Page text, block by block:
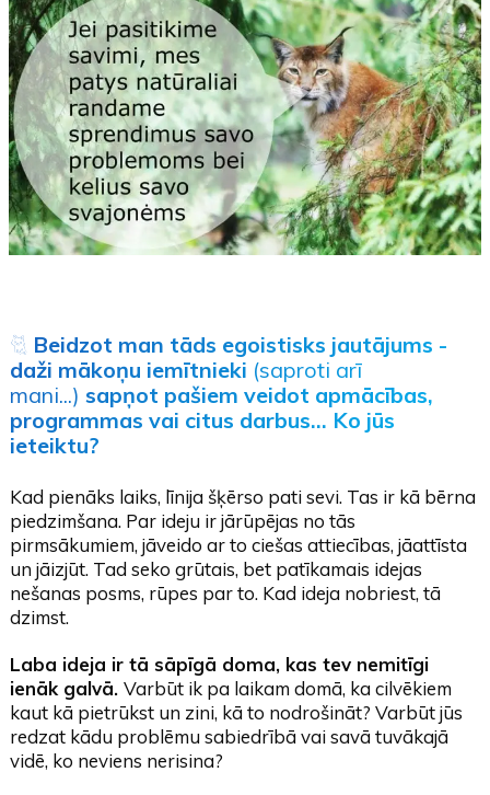
🐈 Beidzot man tāds egoistisks jautājums -
daži mākoņu iemītnieki (saproti arī
mani...) sapņot pašiem veidot apmācības,
programmas vai citus darbus... Ko jūs
ieteiktu?
Kad pienāks laiks, līnija šķērso pati sevi. Tas ir kā bērna
piedzimšana. Par ideju ir jārūpējas no tās
pirmsākumiem, jāveido ar to ciešas attiecības, jāattīsta
un jāizjūt. Tad seko grūtais, bet patīkamais idejas
nešanas posms, rūpes par to. Kad ideja nobriest, tā
dzimst.
Laba ideja ir tā sāpīgā doma, kas tev nemitīgi
ienāk galvā.Varbūt ik pa laikam domā, ka cilvēkiem
kaut kā pietrūkst un zini, kā to nodrošināt? Varbūt jūs
redzat kādu problēmu sabiedrībā vai savā tuvākajā
vidē, ko neviens nerisina?